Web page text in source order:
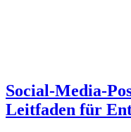
Social-Media-
Leitfaden für